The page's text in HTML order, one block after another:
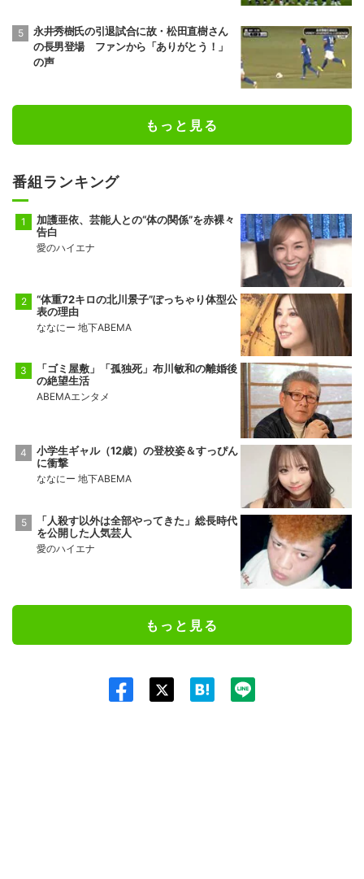
永井秀樹氏の引退試合に故・松田直樹さん
の長男登場 ファンから「ありがとう！」
の声
もっと見る
番組ランキング
加護亜依、芸能人との“体の関係”を赤裸々
告白
愛のハイエナ
“体重72キロの北川景子”ぽっちゃり体型公
表の理由
ななにー 地下ABEMA
「ゴミ屋敷」「孤独死」布川敏和の離婚後
の絶望生活
ABEMAエンタメ
小学生ギャル（12歳）の登校姿＆すっぴん
に衝撃
ななにー 地下ABEMA
「人殺す以外は全部やってきた」総長時代
を公開した人気芸人
愛のハイエナ
もっと見る